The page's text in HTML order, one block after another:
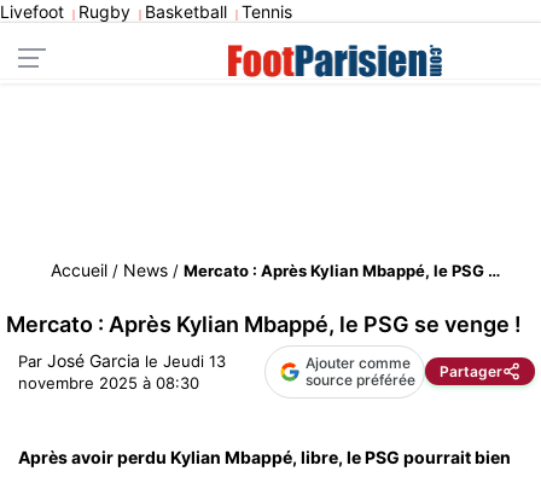
Livefoot | Rugby | Basketball | Tennis
Accueil / News / Mercato : Après Kylian Mbappé, le PSG se venge !
Mercato : Après Kylian Mbappé, le PSG se venge !
Par José Garcia le Jeudi 13
novembre 2025 à 08:30
Ajouter comme
source préférée
Partager
Après avoir perdu Kylian Mbappé, libre, le PSG pourrait bien